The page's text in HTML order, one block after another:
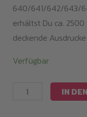
640/641/642/643/
erhältst Du ca.
deckende
Verfügbar
Magenta
IN